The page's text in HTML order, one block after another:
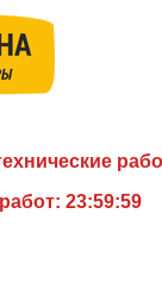
23:59:59